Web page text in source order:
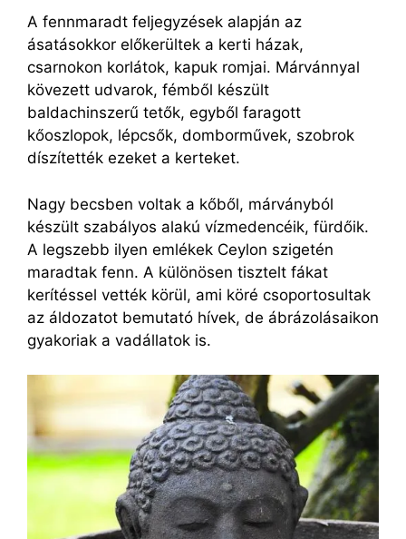
A fennmaradt feljegyzések alapján az
ásatásokkor előkerültek a kerti házak,
csarnokon korlátok, kapuk romjai. Márvánnyal
kövezett udvarok, fémből készült
baldachinszerű tetők, egyből faragott
kőoszlopok, lépcsők, domborművek, szobrok
díszítették ezeket a kerteket.
Nagy becsben voltak a kőből, márványból
készült szabályos alakú vízmedencéik, fürdőik.
A legszebb ilyen emlékek Ceylon szigetén
maradtak fenn. A különösen tisztelt fákat
kerítéssel vették körül, ami köré csoportosultak
az áldozatot bemutató hívek, de ábrázolásaikon
gyakoriak a vadállatok is.